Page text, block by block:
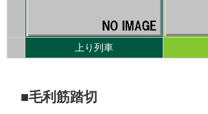
上り列車
■毛利筋踏切